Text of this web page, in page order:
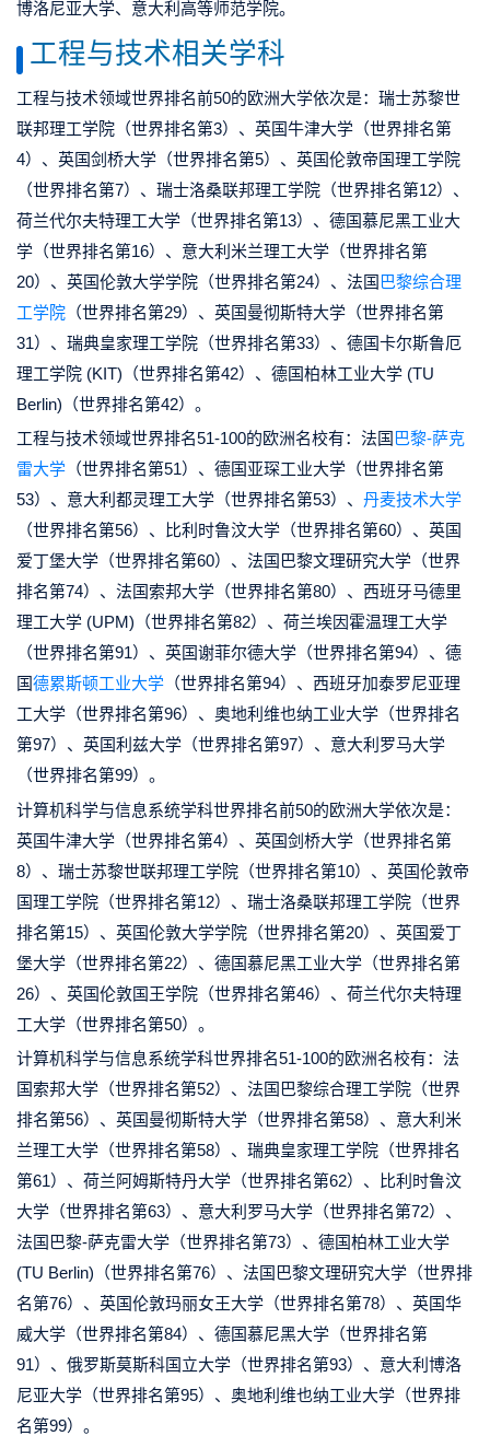
博洛尼亚大学、意大利高等师范学院。
工程与技术相关学科
工程与技术领域世界排名前50的欧洲大学依次是：瑞士苏黎世
联邦理工学院（世界排名第3）、英国牛津大学（世界排名第
4）、英国剑桥大学（世界排名第5）、英国伦敦帝国理工学院
（世界排名第7）、瑞士洛桑联邦理工学院（世界排名第12）、
荷兰代尔夫特理工大学（世界排名第13）、德国慕尼黑工业大
学（世界排名第16）、意大利米兰理工大学（世界排名第
20）、英国伦敦大学学院（世界排名第24）、法国 巴黎综合理
工学院 （世界排名第29）、英国曼彻斯特大学（世界排名第
31）、瑞典皇家理工学院（世界排名第33）、德国卡尔斯鲁厄
理工学院 (KIT)（世界排名第42）、德国柏林工业大学 (TU
Berlin)（世界排名第42）。
工程与技术领域世界排名51-100的欧洲名校有：法国 巴黎-萨克
雷大学 （世界排名第51）、德国亚琛工业大学（世界排名第
53）、意大利都灵理工大学（世界排名第53）、 丹麦技术大学
（世界排名第56）、比利时鲁汶大学（世界排名第60）、英国
爱丁堡大学（世界排名第60）、法国巴黎文理研究大学（世界
排名第74）、法国索邦大学（世界排名第80）、西班牙马德里
理工大学 (UPM)（世界排名第82）、荷兰埃因霍温理工大学
（世界排名第91）、英国谢菲尔德大学（世界排名第94）、德
国德累斯顿工业大学 （世界排名第94）、西班牙加泰罗尼亚理
工大学（世界排名第96）、奥地利维也纳工业大学（世界排名
第97）、英国利兹大学（世界排名第97）、意大利罗马大学
（世界排名第99）。
计算机科学与信息系统学科世界排名前50的欧洲大学依次是：
英国牛津大学（世界排名第4）、英国剑桥大学（世界排名第
8）、瑞士苏黎世联邦理工学院（世界排名第10）、英国伦敦帝
国理工学院（世界排名第12）、瑞士洛桑联邦理工学院（世界
排名第15）、英国伦敦大学学院（世界排名第20）、英国爱丁
堡大学（世界排名第22）、德国慕尼黑工业大学（世界排名第
26）、英国伦敦国王学院（世界排名第46）、荷兰代尔夫特理
工大学（世界排名第50）。
计算机科学与信息系统学科世界排名51-100的欧洲名校有：法
国索邦大学（世界排名第52）、法国巴黎综合理工学院（世界
排名第56）、英国曼彻斯特大学（世界排名第58）、意大利米
兰理工大学（世界排名第58）、瑞典皇家理工学院（世界排名
第61）、荷兰阿姆斯特丹大学（世界排名第62）、比利时鲁汶
大学（世界排名第63）、意大利罗马大学（世界排名第72）、
法国巴黎-萨克雷大学（世界排名第73）、德国柏林工业大学
(TU Berlin)（世界排名第76）、法国巴黎文理研究大学（世界排
名第76）、英国伦敦玛丽女王大学（世界排名第78）、英国华
威大学（世界排名第84）、德国慕尼黑大学（世界排名第
91）、俄罗斯莫斯科国立大学（世界排名第93）、意大利博洛
尼亚大学（世界排名第95）、奥地利维也纳工业大学（世界排
名第99）。